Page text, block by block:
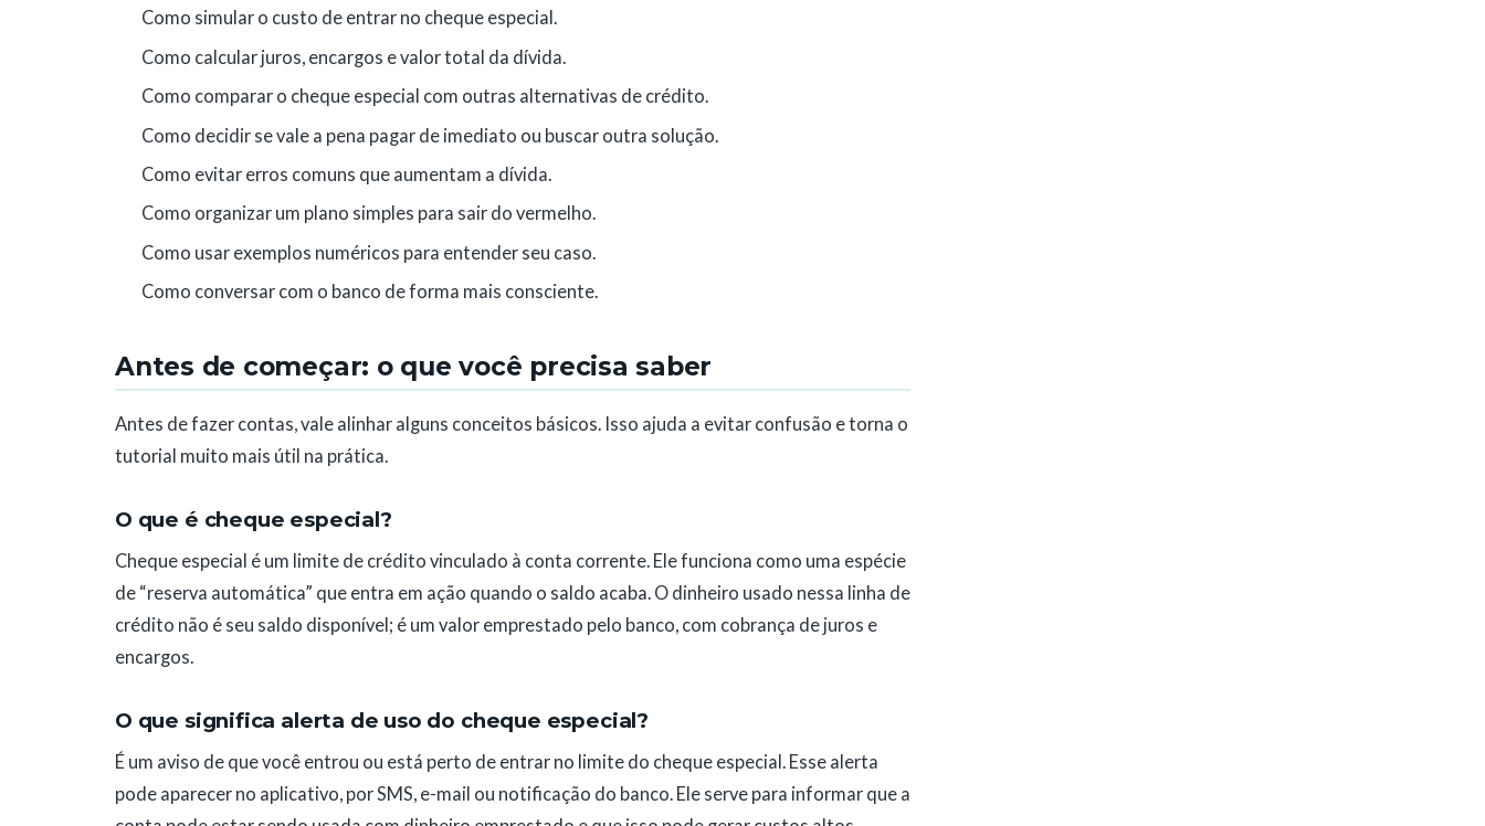
Como simular o custo de entrar no cheque especial.
Como calcular juros, encargos e valor total da dívida.
Como comparar o cheque especial com outras alternativas de crédito.
Como decidir se vale a pena pagar de imediato ou buscar outra solução.
Como evitar erros comuns que aumentam a dívida.
Como organizar um plano simples para sair do vermelho.
Como usar exemplos numéricos para entender seu caso.
Como conversar com o banco de forma mais consciente.
Antes de começar: o que você precisa saber
Antes de fazer contas, vale alinhar alguns conceitos básicos. Isso ajuda a evitar confusão e torna o
tutorial muito mais útil na prática.
O que é cheque especial?
Cheque especial é um limite de crédito vinculado à conta corrente. Ele funciona como uma espécie
de “reserva automática” que entra em ação quando o saldo acaba. O dinheiro usado nessa linha de
crédito não é seu saldo disponível; é um valor emprestado pelo banco, com cobrança de juros e
encargos.
O que significa alerta de uso do cheque especial?
É um aviso de que você entrou ou está perto de entrar no limite do cheque especial. Esse alerta
pode aparecer no aplicativo, por SMS, e-mail ou notificação do banco. Ele serve para informar que a